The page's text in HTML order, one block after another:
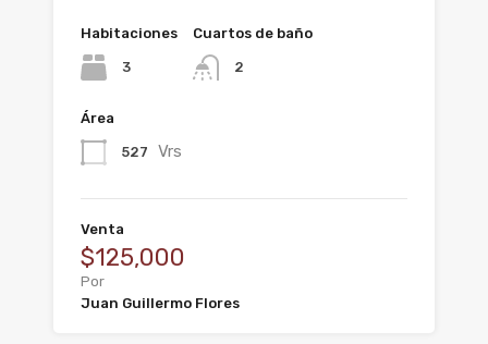
Habitaciones
3
Cuartos de baño
2
Área
527 Vrs
Venta
$125,000
Por
Juan Guillermo Flores